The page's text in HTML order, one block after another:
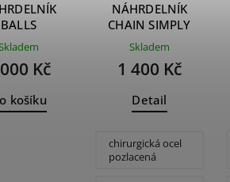
BALLS
pearls
Kč
košíku
NÁHRDELNÍK
CHAIN SIMPLY
Skladem
1 400 Kč
Detail
chirurgická ocel
pozlacená